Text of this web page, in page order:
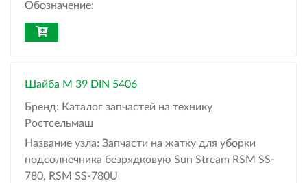
Обозначение:
Шайба M 39 DIN 5406
Бренд: Каталог запчастей на технику
Ростсельмаш
Название узла: Запчасти на жатку для уборки
подсолнечника безрядковую Sun Stream RSM SS-
780, RSM SS-780U